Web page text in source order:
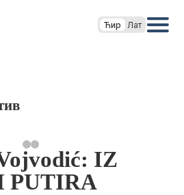
Ћир Лат
IZ
PUTIRA